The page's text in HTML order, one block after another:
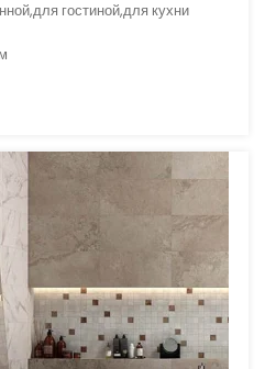
гостиной,для кухни